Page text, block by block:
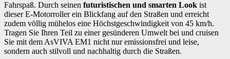
Fahrspaß. Durch seinen futuristischen und smarten Look ist
dieser E-Motorroller ein Blickfang auf den Straßen und erreicht
zudem völlig mühelos eine Höchstgeschwindigkeit von 45 km/h.
Tragen Sie Ihren Teil zu einer gesünderen Umwelt bei und cruisen
Sie mit dem AsVIVA EM1 nicht nur emissionsfrei und leise,
sondern auch stilvoll und nachhaltig durch die Straßen.